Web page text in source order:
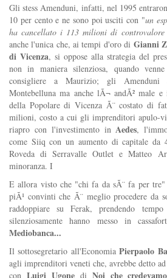
Gli stess Amenduni, infatti, nel 1995
10 per cento e ne sono poi usciti con "un
ha cancellato i 113 milioni di
anche l'unica che, ai tempi d'oro di Gianni
di Vicenza, si oppose alla strategia del
non in maniera silenziosa, quando
consigliere a Maurizio; gli Amenduni
Montebelluna ma anche lÃ¬ andÃ² male
della Popolare di Vicenza Ã¨ costato di
milioni, costo a cui gli imprenditori apulo-
riapro con l'investimento inAedes,
come Siiq con un aumento di capitale
Roveda di Serravalle Outlet e Matteo
minoranza. I
E allora visto che "chi fa da sÃ¨ fa per
piÃ¹ convinti che Ã¨ meglio procedere da
raddoppiare su Ferak, prendendo
silenziosamente hanno messo in
Mediobanca...
Il sottosegretario all'EconomiaPierpaolo
agli imprenditori veneti che, avrebbe detto
con Luigi Ugonedi Noi che